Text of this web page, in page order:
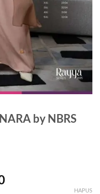
by NBRS
Rentang
HAPUS